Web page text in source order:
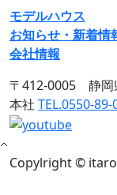
モデルハウス
お知らせ・新着情
会社情報
〒412-0005 静岡
本社 TEL.0550-89-
Copylright ©